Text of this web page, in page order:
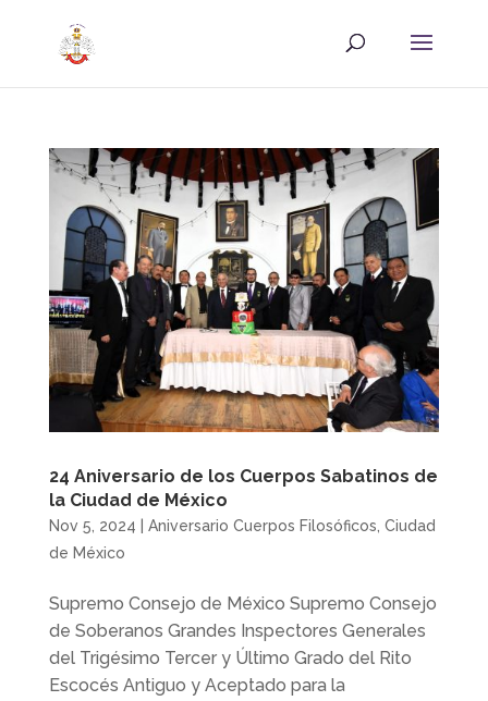
24 Aniversario de los Cuerpos Sabatinos de
la Ciudad de México
Nov 5, 2024 Aniversario Cuerpos Filosóficos, Ciudad
de México
Supremo Consejo de México Supremo Consejo
de Soberanos Grandes Inspectores Generales
del Trigésimo Tercer y Último Grado del Rito
Escocés Antiguo y Aceptado para la